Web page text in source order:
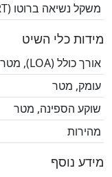
משקל נשיאה ברוטו (GRT)
מידות כלי השיט
אורך כולל (LOA), מטר
עומק, מטר
שוקע הספינה, מטר
מהירות
מידע נוסף